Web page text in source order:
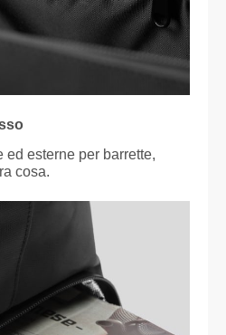
ed esterne per barrette,
cosa.